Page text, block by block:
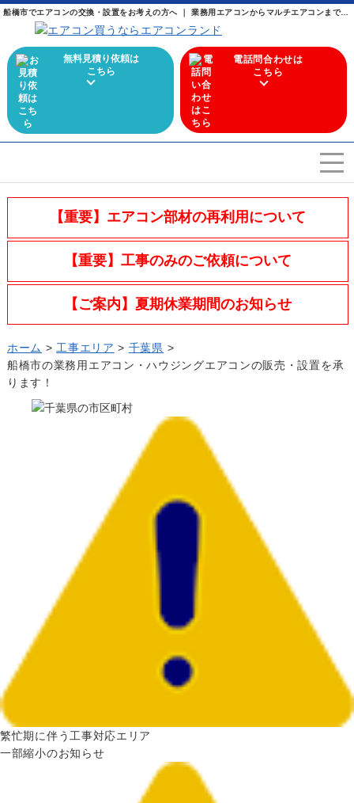
船橋市でエアコンの交換・設置をお考えの方へ ｜ 業務用エアコンからマルチエアコンまで幅広く取り扱うエアコン専門店
無料見積り依頼は
こちら
電話問合わせは
こちら
エアコンを選ぶ
Airconditioner search
店舗案内
Company
施工実績
Work
よくある質問
Question
電話問い合わせはこちら
無料見積り依頼はこちら
【重要】エアコン部材の再利用について
【重要】工事のみのご依頼について
【ご案内】夏期休業期間のお知らせ
ホーム >工事エリア > 千葉県 >
船橋市の業務用エアコン・ハウジングエアコンの販売・設置を承
ります！
繁忙期に伴う工事対応エリア
一部縮小のお知らせ